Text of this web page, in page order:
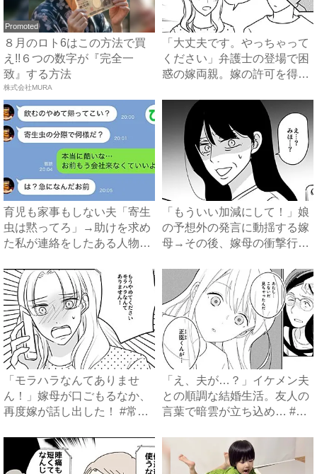
Promoted
８月のロト6はこの方法で買
え!!６つの数字が『完全一
致』する方法
株式会社MURA
「大丈夫です。やっちゃって
ください」弁護士の登場で困
惑の嫁両親。嫁の許可を得た
育児も家事もしない夫「寄生
虫は黙ってろ」→助けを求め
た私が連絡をしたある人物と
「もういい加減にして！」娘
の予想外の発言に動揺する嫁
母→その後、嫁母の衝撃行動
「モラハラなんてありませ
ん！」嫁母が口ごもるなか、
再度嫁が話し出した！ #常識
「え、夫が…？」イケメン夫
との順調な結婚生活。友人の
言葉で暗雲が立ち込め… #